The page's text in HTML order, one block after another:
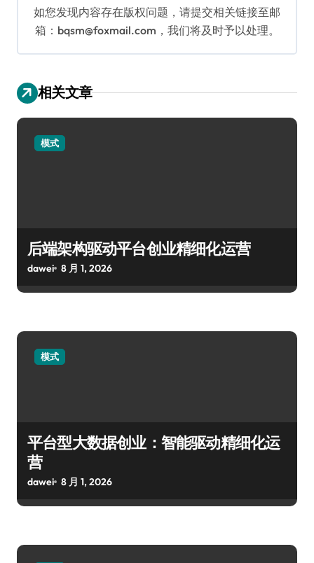
如您发现内容存在版权问题，请提交相关链接至邮
箱：bqsm@foxmail.com，我们将及时予以处理。
相关文章
模式
后端架构驱动平台创业精细化运营
dawei 8 月 1, 2026
模式
平台型大数据创业：智能驱动精细化运
营
dawei 8 月 1, 2026